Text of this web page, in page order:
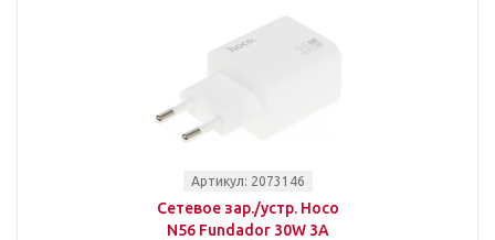
Артикул: 2073146
Сетевое зар./устр. Hoco
N56 Fundador 30W 3A